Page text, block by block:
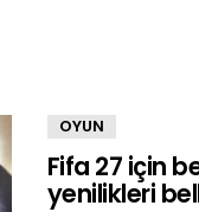
OYUN
Fifa 27 için
yenilikleri